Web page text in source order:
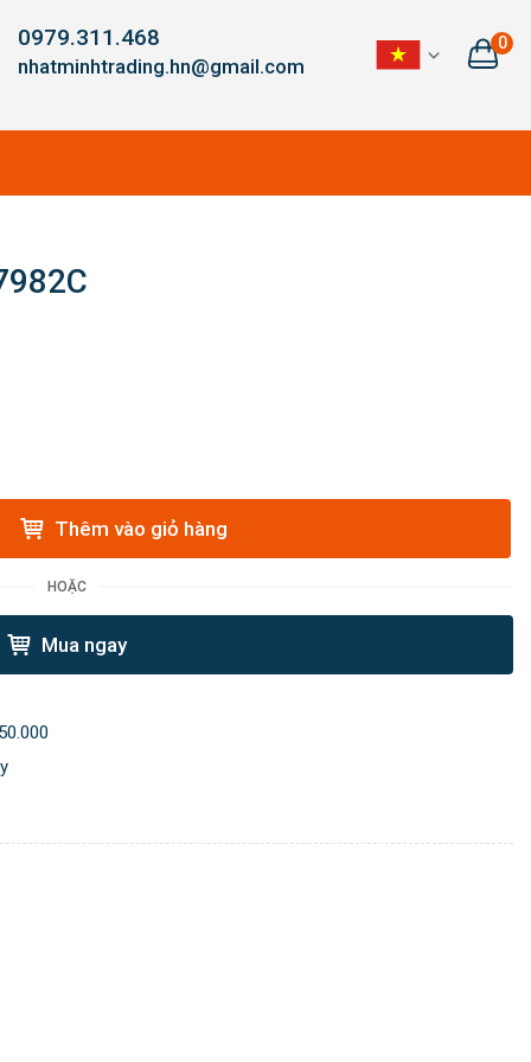
0979.311.468
nhatminhtrading.hn@gmail.com
0
Thêm vào giỏ hàng
HOẶC
Mua ngay